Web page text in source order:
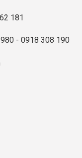
181
- 0918 308 190